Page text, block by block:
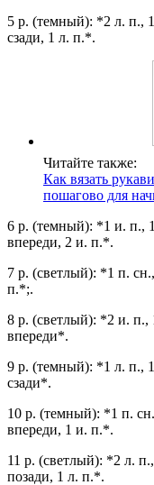
5 р. (темный): *2 л. п.,
сзади, 1 л. п.*.
Читайте также:
Как вязать
пошагово для
6 р. (темный): *1 и. п.,
впереди, 2 и. п.*.
7 р. (светлый): *1 п.
п.*;.
8 р. (светлый): *2 и. п.,
впереди*.
9 р. (темный): *1 л. п.,
сзади*.
10 р. (темный): *1 п.
впереди, 1 и. п.*.
11 р. (светлый): *2 л.
позади, 1 л. п.*.